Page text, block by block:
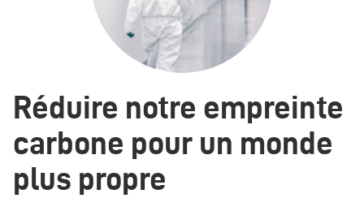
Réduire notre empreinte
carbone pour un monde
plus propre